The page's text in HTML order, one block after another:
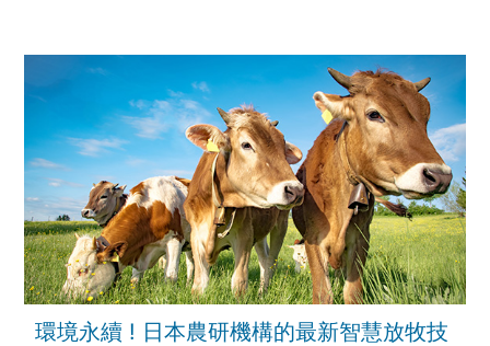
環境永續 ! 日本農研機構的最新智慧放牧技